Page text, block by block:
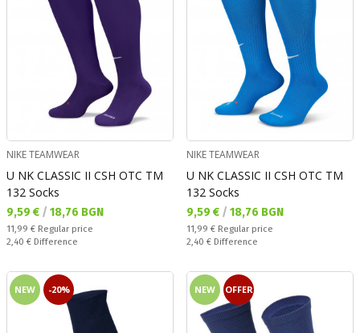
NIKE TEAMWEAR
U NK CLASSIC II CSH OTC TM
132 Socks
Текуща цена:
9,59 € / 18,76 BGN
Regular price:
11,99 € Regular price
Спестявате:
2,40 € Difference
NIKE TEAMWEAR
U NK CLASSIC II CSH OTC TM
132 Socks
Текуща цена:
9,59 € / 18,76 BGN
Regular price:
11,99 € Regular price
Спестявате:
2,40 € Difference
NEW -20% NEW OFFER